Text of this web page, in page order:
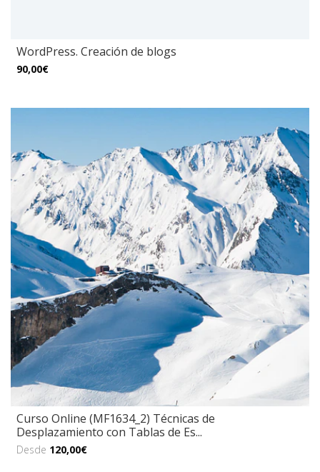
WordPress. Creación de blogs
90,00€
Curso Online (MF1634_2) Técnicas de
Desplazamiento con Tablas de Es...
Desde 120,00€